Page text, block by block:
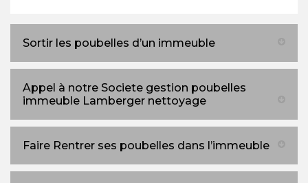
Sortir les poubelles d’un immeuble
Appel à notre Societe gestion poubelles
immeuble Lamberger nettoyage
Faire Rentrer ses poubelles dans l’immeuble